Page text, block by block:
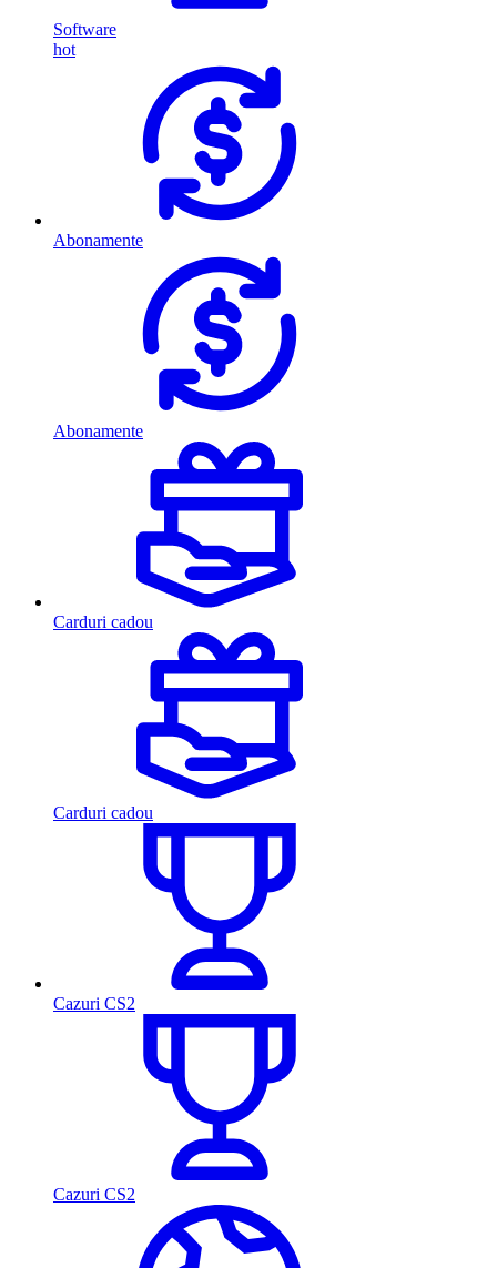
Software
hot
Abonamente
Abonamente
Carduri cadou
Carduri cadou
Cazuri CS2
Cazuri CS2